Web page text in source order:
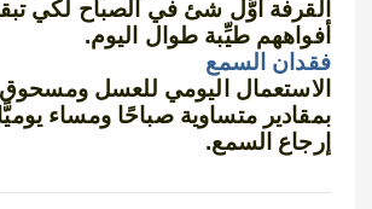
القرفة أوَّل شئ في الصباح لكي
أفواههم طيِّبة طوال اليوم.
فقدان السمع
الاستعمال اليومي للعسل ومسحوق
بمقادير متساوية صباحًا ومساء
إرجاع السمع.